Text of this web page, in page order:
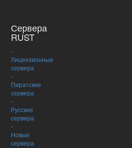
Сервера
RUST
-
Лицензионные
сервера
-
Пиратские
сервера
-
Русские
сервера
-
Новые
сервера